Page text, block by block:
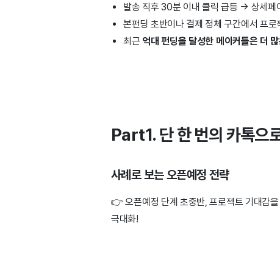
발송 직후 30분 이내 클릭 급등 → 상세페
본펀딩 초반이나 결제 정체 구간에서 프
최근 억대 펀딩을 달성한 메이커들은 더
Part1. 단 한 번의 카톡으
사례로 보는 오픈예정 전략
👉 오픈예정 단계 초중반, 프로젝트 기대감
극대화!